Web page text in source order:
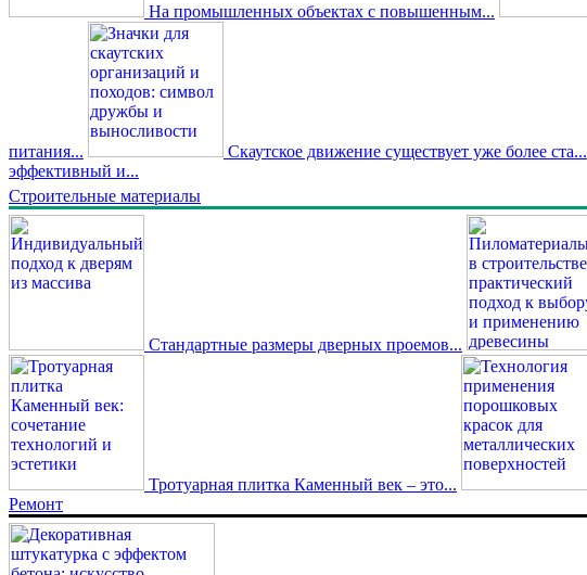
На промышленных объектах с повышенным...
питания... Скаутское движение существует уже более ста...
эффективный и...
Строительные материалы
Стандартные размеры дверных проемов...
Тротуарная плитка Каменный век – это...
Ремонт